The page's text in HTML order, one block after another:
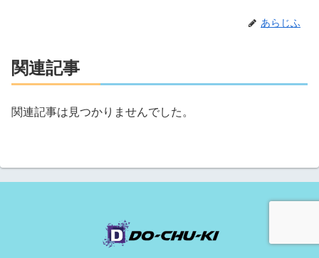
あらじふ
関連記事
関連記事は見つかりませんでした。